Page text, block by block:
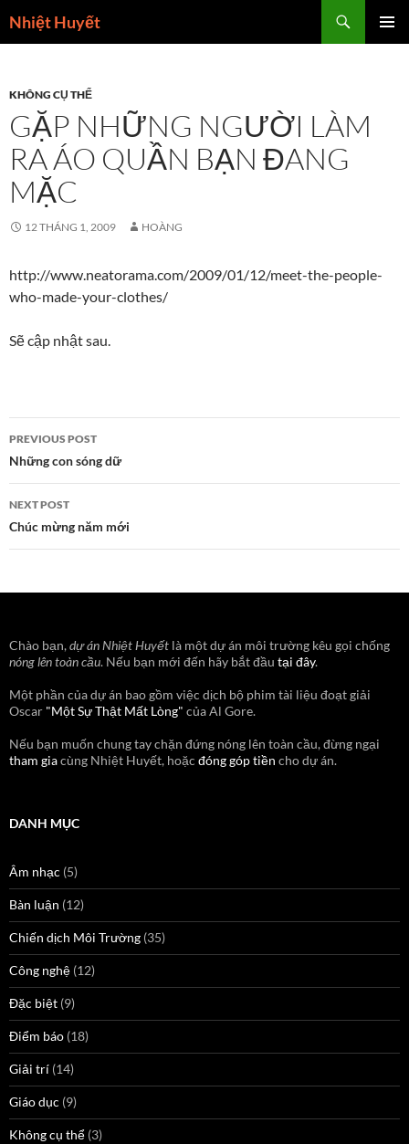
toNhiệt Huyết
KHÔNG CỤ THỂ
GẶP NHỮNG NGƯỜI LÀM
RA ÁO QUẦN BẠN ĐANG
MẶC
12 THÁNG 1, 2009 HOÀNG
http://www.neatorama.com/2009/01/12/meet-the-people-
who-made-your-clothes/
Sẽ cập nhật sau.
Post
navigation
PREVIOUS POST
Những con sóng dữ
NEXT POST
Chúc mừng năm mới
Chào bạn,dự án Nhiệt Huyết là một dự án môi trường kêu gọi chống
nóng lên toàn cầu. Nếu bạn mới đến hãy bắt đầu tại đây.
Một phần của dự án bao gồm việc dịch bộ phim tài liệu đoạt giải
Oscar "Một Sự Thật Mất Lòng" của Al Gore.
Nếu bạn muốn chung tay chặn đứng nóng lên toàn cầu, đừng ngại
tham giacùng Nhiệt Huyết, hoặc đóng góp tiền cho dự án.
DANH MỤC
Âm nhạc (5)
Bàn luận (12)
Chiến dịch Môi Trường (35)
Công nghệ (12)
Đặc biệt (9)
Điểm báo (18)
Giải trí (14)
Giáo dục (9)
Không cụ thể (3)